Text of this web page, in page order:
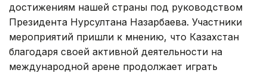
достижениям нашей страны под руководством
Президента Нурсултана Назарбаева. Участники
мероприятий пришли к мнению, что Казахстан
благодаря своей активной деятельности на
международной арене продолжает играть